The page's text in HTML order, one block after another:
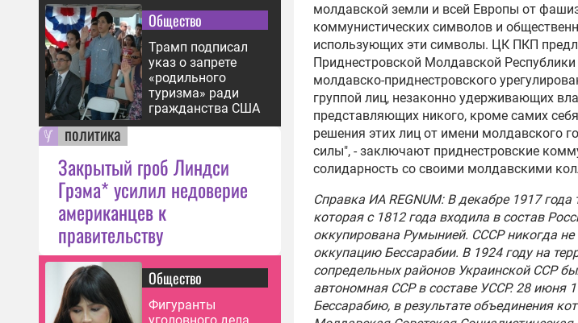
Общество
Трамп подписал
указ о запрете
«родильного
туризма» ради
гражданства США
политика
Закрытый гроб Линдси
Грэма* усилил недоверие
американцев к
правительству
Общество
Фигуранты
молдавской земли и всей Европы от
коммунистических символов и
использующих эти символы. ЦК ПКП
Приднестровской Молдавской
молдавско-приднестровского
группой лиц, незаконно удерживающих
представляющих никого, кроме самих
решения этих лиц от имени молдавского
силы", - заключают приднестровские
солидарность со своими молдавскими
Справка ИА REGNUM: В декабре 1917 года
которая с 1812 года входила в состав
оккупирована Румынией. СССР никогда
оккупацию Бессарабии. В 1924 году на
сопредельных районов Украинской ССР
автономная ССР в составе УССР. 28 июня
Бессарабию, в результате объединения